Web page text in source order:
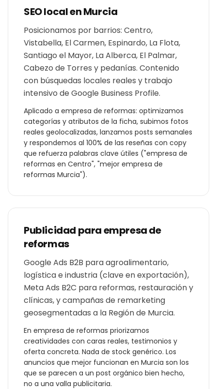
SEO local enMurcia
Posicionamos por barrios: Centro,
Vistabella, El Carmen, Espinardo, La Flota,
Santiago el Mayor, La Alberca, El Palmar,
Cabezo de Torres y pedanías. Contenido
con búsquedas locales reales y trabajo
intensivo de Google Business Profile.
Aplicado a empresa de reformas: optimizamos
categorías y atributos de la ficha, subimos fotos
reales geolocalizadas, lanzamos posts semanales
y respondemos al 100% de las reseñas con copy
que refuerza palabras clave útiles ("empresa de
reformas en Centro", "mejor empresa de
reformas Murcia").
Publicidad paraempresa de
reformas
Google Ads B2B para agroalimentario,
logística e industria (clave en exportación),
Meta Ads B2C para reformas, restauración y
clínicas, y campañas de remarketing
geosegmentadas a la Región de Murcia.
En empresa de reformas priorizamos
creatividades con caras reales, testimonios y
oferta concreta. Nada de stock genérico. Los
anuncios que mejor funcionan en Murcia son los
que se parecen a un post orgánico bien hecho,
no a una valla publicitaria.